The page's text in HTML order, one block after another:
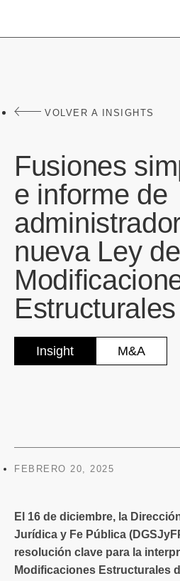
VOLVER A INSIGHTS
Fusiones
e informe de
nueva Ley de
Estructurales
Insight M&A
FEBRERO 20, 2025
El 16 de diciembre, la
Jurídica y Fe Pública
resolución clave para la
Modificaciones Estructurales